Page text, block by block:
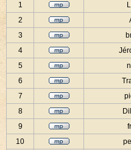
1
2
3
4
5
6
7
8
9
10